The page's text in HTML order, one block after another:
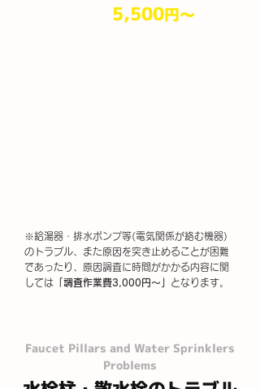
5,500円​～（税込）
※給湯器・排水ポンプ等(電気関係が絡む機器)
のトラブル、また原因を突き止めることが困難
であったり、原因調査に時間がかかる内容に関
しては 「調査作業費3,000円～」 となります。
Faucet Pillars and Water Sprinklers
Problems